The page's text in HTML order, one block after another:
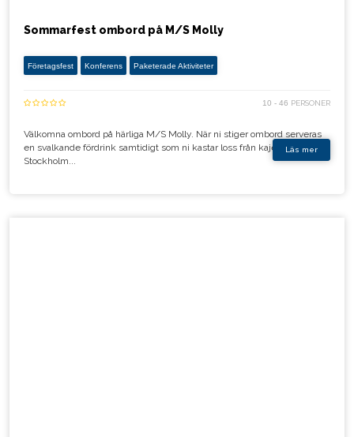
Sommarfest ombord på M/S Molly
Företagsfest Konferens Paketerade Aktiviteter
10 - 46 PERSONER
Välkomna ombord på härliga M/S Molly. När ni stiger ombord serveras
en svalkande fördrink samtidigt som ni kastar loss från kajen i
Stockholm...
Läs mer